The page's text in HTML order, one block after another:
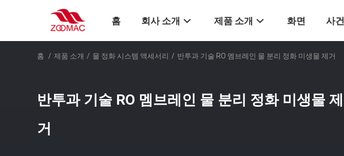
홈 회사 소개 제품 소개 화면 사건
홈 / 제품 소개 / 물 정화 시스템 액세서리 / 반투과 기술 RO 멤브레인 물 분리 정화 미생물 제거
반투과 기술 RO 멤브레인 물 분리 정화 미생물 제
거